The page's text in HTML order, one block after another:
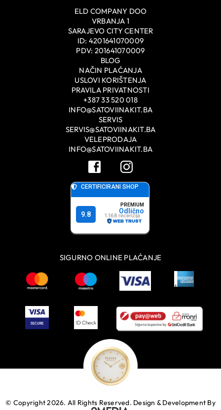
ELD COMPANY DOO
VRBANJA 1
SARAJEVO CITY CENTER
ID: 4201641070009
PDV: 201641070009
BLOG
NAČIN PLAĆANJA
USLOVI KORIŠTENJA
PRAVILA PRIVATNOSTI
+387 33 520 018
INFO@SATOVIINAKIT.BA
SERVIS
SERVIS@SATOVIINAKIT.BA
VELEPRODAJA
INFO@SATOVIINAKIT.BA
SIGURNO ONLINE PLAĆANJE
© Copyright 2026. All Rights Reserved. Design & Development By